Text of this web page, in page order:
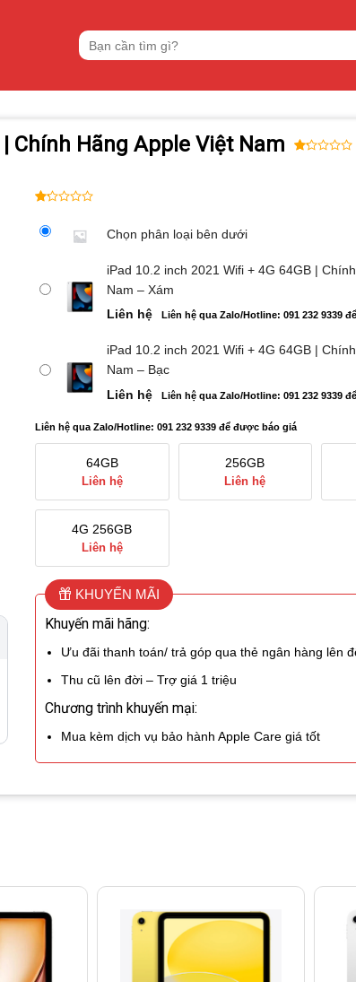
Tìm
kiếm:
Chính Hãng Apple Việt Nam
trên
đánh
Chọn phân loại bên dưới
iPad 10.2 inch 2021 Wifi + 4G 64GB |
Nam – Xám
Liên hệ
Liên hệ qua Zalo/Hotline: 091 232 9339
iPad 10.2 inch 2021 Wifi + 4G 64GB |
Nam – Bạc
Liên hệ
Liên hệ qua Zalo/Hotline: 091 232 9339
Liên hệ qua Zalo/Hotline: 091 232 9339 để được báo giá
64GB
Liên hệ
256GB
Liên hệ
4G 256GB
Liên hệ
KHUYẾN MÃI
Khuyến mãi hãng:
Ưu đãi thanh toán/ trả góp qua thẻ ngân hàng lên
Thu cũ lên đời – Trợ giá 1 triệu
Chương trình khuyến mại:
Mua kèm dịch vụ bảo hành Apple Care giá tốt